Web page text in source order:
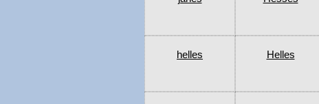
helles Helles